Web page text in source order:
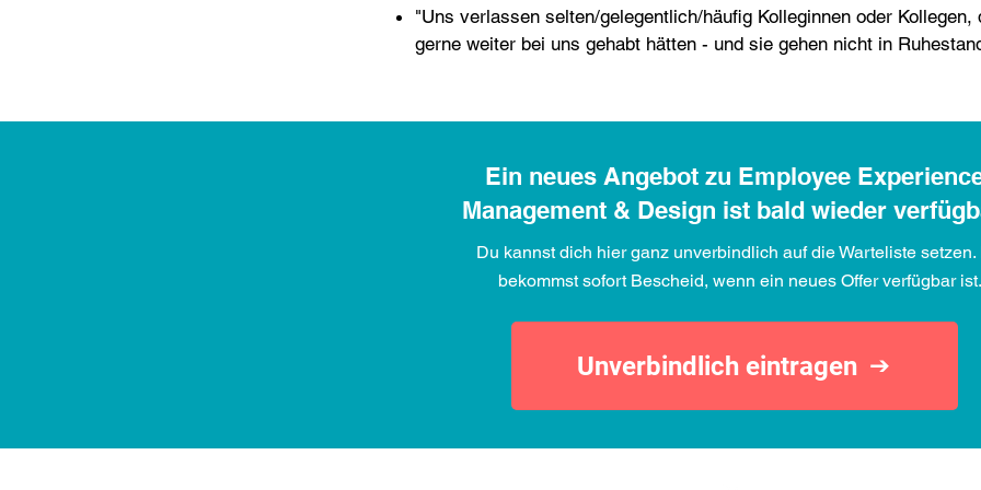
"Uns verlassen selten/gelegentlich/häufig Kolleginnen oder Kollegen,
gerne weiter bei uns gehabt hätten - und sie gehen nicht in
Ein neues Angebot zu Employee
Management & Design ist bald wieder
Du kannst dich hier ganz unverbindlich auf die Warteliste setzen.
bekommst sofort Bescheid, wenn ein neues Offer verfügbar ist.
Unverbindlich eintragen